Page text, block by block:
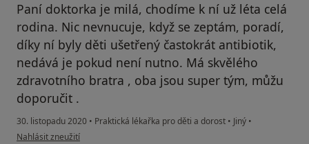
Paní doktorka je milá, chodíme k ní už léta celá
rodina. Nic nevnucuje, když se zeptám, poradí,
díky ní byly děti ušetřený častokrát antibiotik,
nedává je pokud není nutno. Má skvělého
zdravotního bratra , oba jsou super tým, můžu
doporučit .
30. listopadu 2020 • Praktická lékařka pro děti a dorost • Jiný •
podle názoru uživatele Michaela Klímková
Nahlásit zneužití